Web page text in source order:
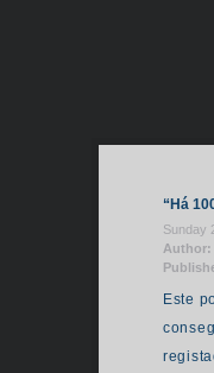
“Há
Sunday
Author:
Este